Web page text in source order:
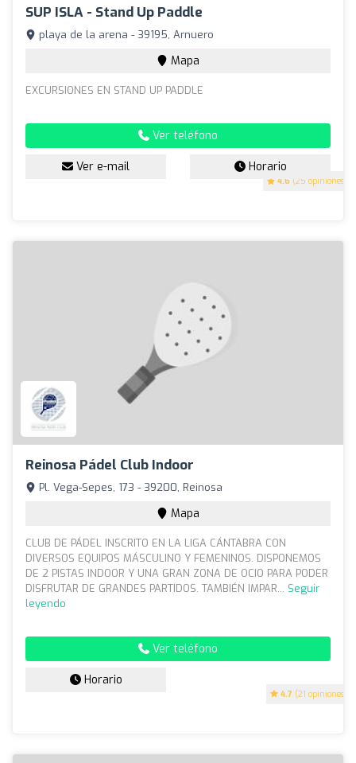
SUP ISLA - Stand Up Paddle
4.6 (25 opiniones)
playa de la arena - 39195, Arnuero
Mapa
EXCURSIONES EN STAND UP PADDLE
Ver teléfono
Ver e-mail Horario
Reinosa Pádel Club Indoor
4.7 (21 opiniones)
Pl. Vega-Sepes, 173 - 39200, Reinosa
Mapa
CLUB DE PÁDEL INSCRITO EN LA LIGA CÁNTABRA CON
DIVERSOS EQUIPOS MÁSCULINO Y FEMENINOS. DISPONEMOS
DE 2 PISTAS INDOOR Y UNA GRAN ZONA DE OCIO PARA PODER
DISFRUTAR DE GRANDES PARTIDOS. TAMBIÉN IMPAR... Seguir
leyendo
Ver teléfono
Horario